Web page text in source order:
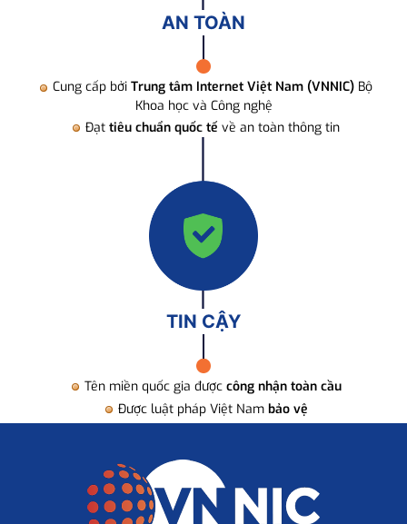
AN TOÀN
Cung cấp bởi Trung tâm Internet Việt Nam (VNNIC) Bộ
Khoa học và Công nghệ
Đạt tiêu chuẩn quốc tế về an toàn thông tin
TIN CẬY
Tên miền quốc gia được công nhận toàn cầu
Được luật pháp Việt Nam bảo vệ